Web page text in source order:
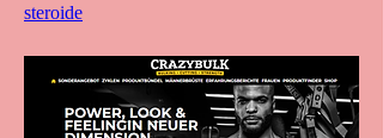
steroide